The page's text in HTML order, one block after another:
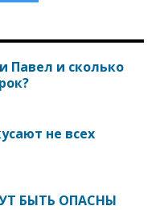
Павел и сколько
не всех
БЫТЬ ОПАСНЫ